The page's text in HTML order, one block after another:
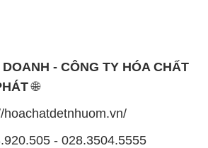
- CÔNG TY HÓA CHẤT
🌐
hoachatdetnhuom.vn/
- 028.3504.5555